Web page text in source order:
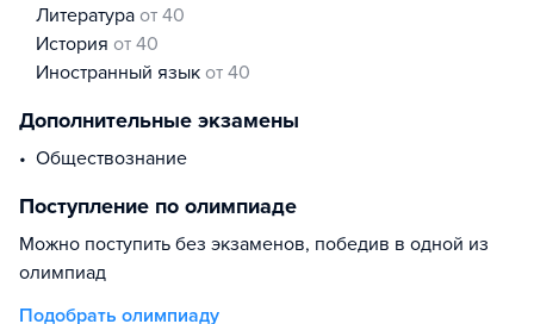
литература от 40
история от 40
иностранный язык от 40
Дополнительные экзамены
Обществознание
Поступление по олимпиаде
Можно поступить без экзаменов, победив в одной из
олимпиад
Подобрать олимпиаду